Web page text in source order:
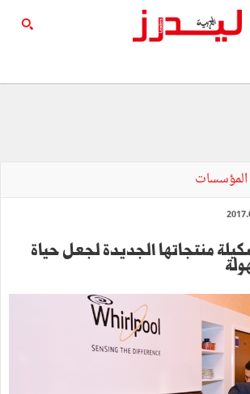
منتجاتها الجديدة لجعل حياة